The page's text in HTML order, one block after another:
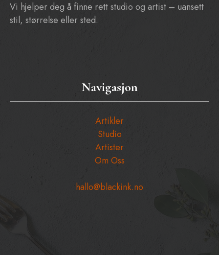
Vi hjelper deg å finne rett studio og artist – uansett
stil, størrelse eller sted.
Navigasjon
Artikler
Studio
Artister
Om Oss
hallo@blackink.no